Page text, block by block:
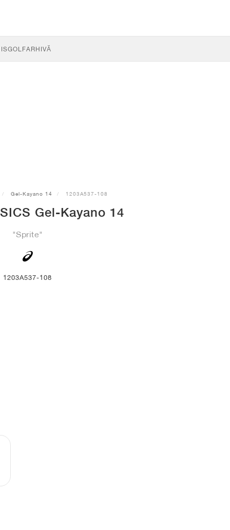
GOLFARHIVĂ
Gel-Kayano 14 1203A537-108
Gel-Kayano 14
"Sprite"
1203A537-108